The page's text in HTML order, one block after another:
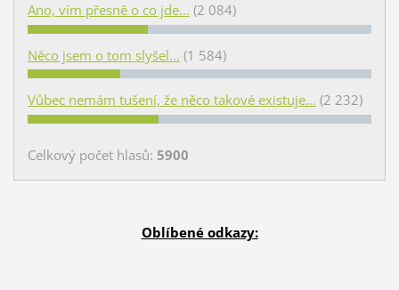
Ano, vím přesně o co jde... (2 084)
Něco jsem o tom slyšel... (1 584)
Vůbec nemám tušení, že něco takové existuje... (2 232)
Celkový počet hlasů: 5900
Oblíbené odkazy: